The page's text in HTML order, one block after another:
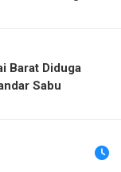
Barat Diduga
Sabu